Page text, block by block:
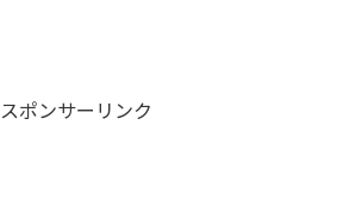
スポンサーリンク